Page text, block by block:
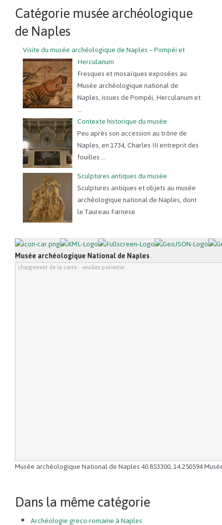
Catégorie musée archéologique
de Naples
Visite du musée archéologique de Naples – Pompéi et
Herculanum
Fresques et mosaïques exposées au
Musée archéologique national de
Naples, issues de Pompéi, Herculanum et
...
Contexte historique du musée
Peu après son accession au trône de
Naples, en 1734, Charles III entreprit des
fouilles ...
Sculptures antiques du musée
Sculptures antiques et objets au musée
archéologique national de Naples, dont
le Taureau Farnese.
Musée archéologique National de Naples
chargement de la carte - veuillez patienter...
Musée archéologique National de Naples40.853300,14.250594
Dans la même catégorie
Archéologie greco-romaine à Naples